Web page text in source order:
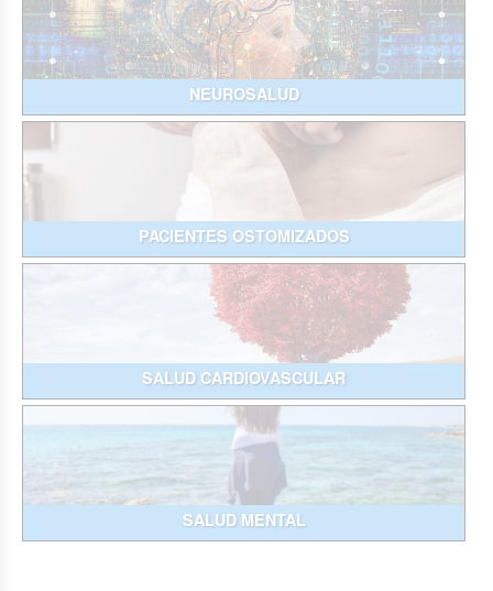
NEUROSALUD
PACIENTES OSTOMIZADOS
SALUD CARDIOVASCULAR
SALUD MENTAL